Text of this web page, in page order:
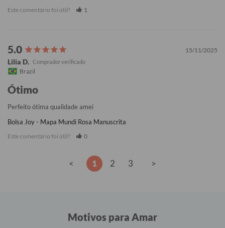
Este comentário foi útil? 1
15/11/2025
Lilia D.
Brazil
Ótimo
Perfeito ótima qualidade amei
Bolsa Joy - Mapa Mundi Rosa Manuscrita
Este comentário foi útil? 0
< 1 2 3 >
Motivos para Amar